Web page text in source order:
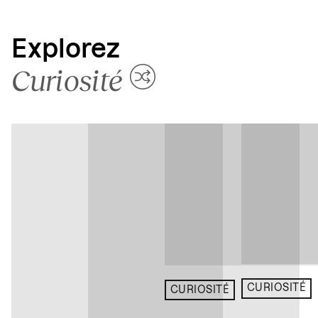
Explorez
Curiosité
CURIOSITÉ CURIOSITÉ